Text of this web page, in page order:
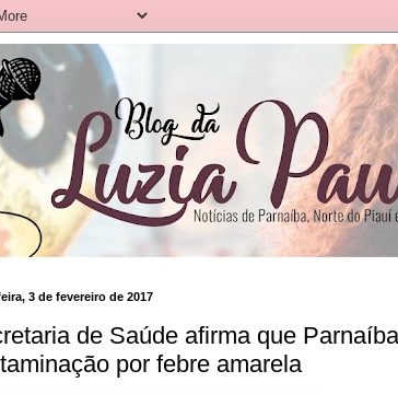
3 de fevereiro de 2017
de Saúde afirma que
por febre amarela